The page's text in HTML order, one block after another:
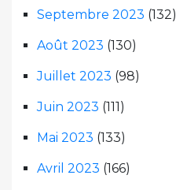
Septembre 2023 (132)
Août 2023 (130)
Juillet 2023 (98)
Juin 2023 (111)
Mai 2023 (133)
Avril 2023 (166)